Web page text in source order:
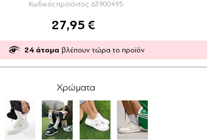
Κωδικός προϊόντος: 63900495
27,95 €
24 άτομα βλέπουν τώρα το προϊόν
Χρώματα